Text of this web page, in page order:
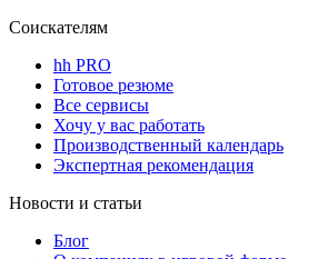
Соискателям
hh PRO
Готовое резюме
Все сервисы
Хочу у вас работать
Производственный календарь
Экспертная рекомендация
Новости и статьи
Блог